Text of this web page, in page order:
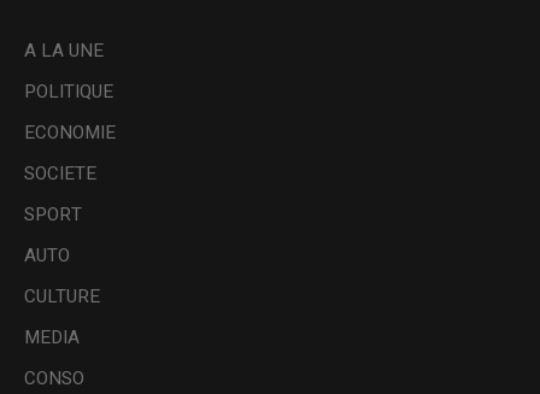
A LA UNE
POLITIQUE
ECONOMIE
SOCIETE
SPORT
AUTO
CULTURE
MEDIA
CONSO